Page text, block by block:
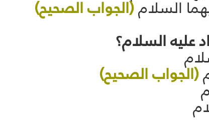
السلام(الجواب الصحيح)
(الجواب الصحيح)